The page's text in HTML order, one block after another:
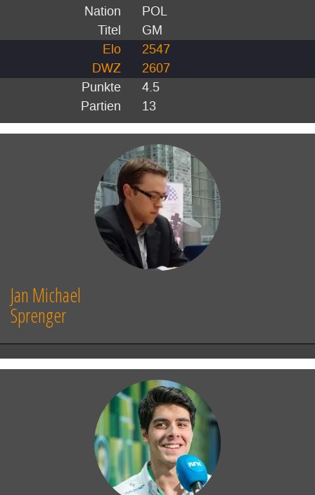
Nation
POL
Titel
GM
Elo
2547
DWZ
2607
Punkte
4.5
Partien
13
Jan Michael
Sprenger